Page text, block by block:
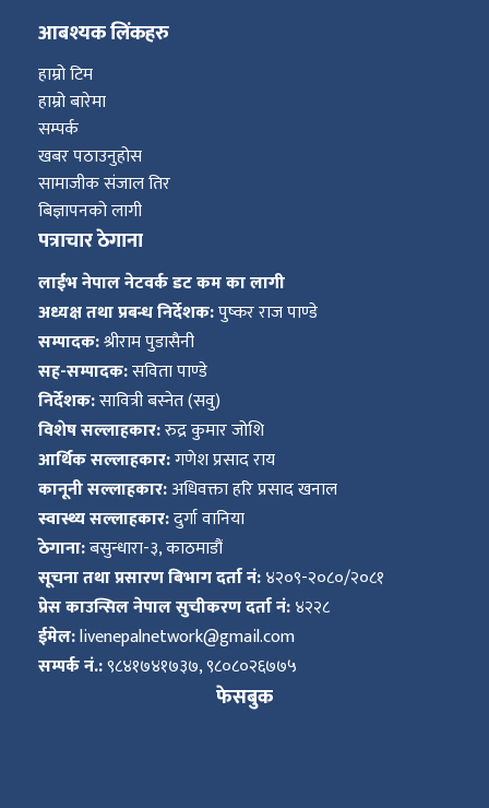
आबश्यक लिंकहरु
हाम्रो टिम
हाम्रो बारेमा
सम्पर्क
खबर पठाउनुहोस
सामाजीक संजाल तिर
बिज्ञापनको लागी
पत्राचार ठेगाना
लाईभ नेपाल नेटवर्क डट कम का लागी
अध्यक्ष तथा प्रबन्ध निर्देशक:पुष्कर राज पाण्डे
सम्पादक:श्रीराम पुडासैनी
सह-सम्पादक:सविता पाण्डे
निर्देशक:सावित्री बस्नेत (सवु)
विशेष सल्लाहकार:रुद्र कुमार जोशि
आर्थिक सल्लाहकार:गणेश प्रसाद राय
कानूनी सल्लाहकार:अधिवक्ता हरि प्रसाद खनाल
स्वास्थ्य सल्लाहकार:दुर्गा वानिया
ठेगाना:बसुन्धारा-३, काठमाडौं
सूचना तथा प्रसारण बिभाग दर्ता नं:४२०९-२०८०/२०८१
प्रेस काउन्सिल नेपाल सुचीकरण दर्ता नं:४२२८
ईमेल:livenepalnetwork@gmail.com
सम्पर्क नं.:९८४१७४१७३७, ९८०८०२६७७५
फेसबुक